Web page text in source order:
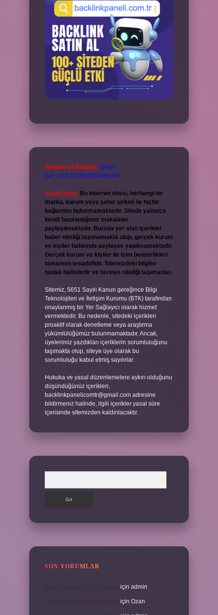
Reklam ve İletişim: Skype:
live:.cid.575569c608265c69
Yasal Uyarı: Bu internet sitesi, herhangi bir
marka, kurum veya şahıs şirketi ile hiçbir
bağlantısı bulunmamaktadır. Sitede yalnızca
kendi hazırladığımız makaleler
paylaşılmaktadır. Burada yer alan içerikler
haber niteliği taşımamakta olup, gerçek kurum
ve kişiler hakkında paylaşım yapılmamaktadır.
Gerçek kurum ve kişiler ile isim benzerlikleri
tamamen tesadüfidir. Sitemizdeki bilgiler
taslak halindedir ve tavsiye niteliği taşımazlar.
Sitemiz, 5651 Sayılı Kanun gereğince Bilgi
Teknolojileri ve İletişim Kurumu (BTK) tarafından
onaylanmış bir Yer Sağlayıcı olarak hizmet
vermektedir. Bu nedenle, sitedeki içerikleri
proaktif olarak denetleme veya araştırma
yükümlülüğümüz bulunmamaktadır. Ancak,
üyelerimiz yazdıkları içeriklerin sorumluluğunu
taşımakta olup, siteye üye olarak bu
sorumluluğu kabul etmiş sayılırlar.
Hukuka ve yasal düzenlemelere aykırı olduğunu
düşündüğünüz içerikleri,
backlinkpanelicomtr@gmail.com adresine
bildirmeniz halinde, ilgili içerikler yasal süre
içerisinde sitemizden kaldırılacaktır.
SON YORUMLAR
için admin
için Ozan